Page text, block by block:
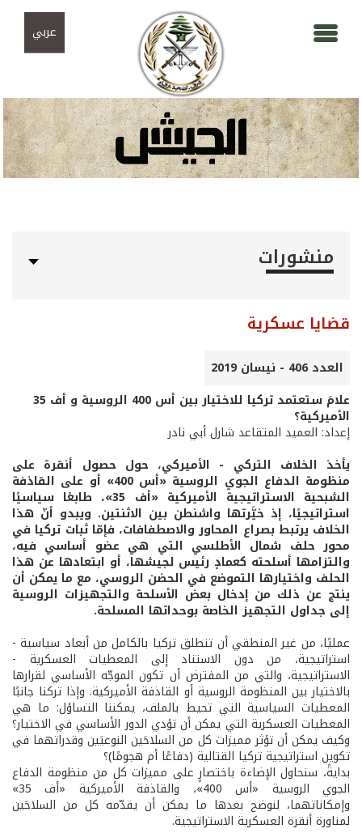
عربي
منشورات
قضايا عسكرية
العدد 406 - نيسان 2019
علامَ ستعتمد تركيا للاختيار بين أس 400 الروسية و أف 35
الأميركية؟
إعداد: العميد المتقاعد شارل أبي نادر
يأخذ الخلاف التركي - الأميركي، حول حصول أنقرة على
منظومة الدفاع الجوي الروسية «أس 400» أو على القاذفة
الشبحية الاستراتيجية الأميركية «أف 35»، طابعًا سياسيًا
استراتيجيًا، إذ خيَّرتها واشنطن بين الاثنتين. ويبدو أنّ هذا
الخلاف يرتبط بصراع المحاور والاصطفافات، فإمّا ثبات تركيا في
محور حلف شمال الأطلسي التي هي عضو أساسي فيه،
والتزامها أسلحته كعمادٍ رئيس لجيشها، أو ابتعادها عن هذا
الحلف واختيارها التموضع في الحضن الروسي، مع ما يمكن أن
ينتج عن ذلك من إدخال بعض الأسلحة والتجهيزات الروسية
إلى جداول التجهيز الخاصة بوحداتها المسلحة.
عمليًا، من غير المنطقي أن تنطلق تركيا بالكامل من أبعاد سياسية -
استراتيجية، من دون الاستناد إلى المعطيات العسكرية -
الاستراتيجية، والتي من المفترض أن تكون الموجّه الأساسي لقرارها
بالاختيار بين المنظومة الروسية أو القاذفة الأميركية. وإذا تركنا جانبًا
المعطيات السياسية التي تحيط بالملف، يمكننا التساؤل: ما هي
المعطيات العسكرية التي يمكن أن تؤدي الدور الأساسي في الاختيار؟
وكيف يمكن أن تؤثر مميزات كل من السلاحَين النوعيَين وقدراتهما في
تكوين استراتيجية تركيا القتالية (دفاعًا أم هجومًا)؟
بدايةً، سنحاول الإضاءة باختصارٍ على مميزات كل من منظومة الدفاع
الجوي الروسية «أس 400»، والقاذفة الأميركية «أف 35»
وإمكاناتهما، لنوضح بعدها ما يمكن أن يقدّمه كل من السلاحَين
لمناورة أنقرة العسكرية الاستراتيجية.